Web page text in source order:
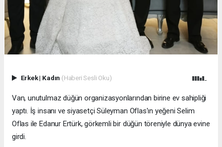
Erkek| Kadın (Haberi Sesli Oku)
Van, unutulmaz düğün organizasyonlarından birine ev sahipliği
yaptı. İş insanı ve siyasetçi Süleyman Oflas'ın yeğeni Selim
Oflas ile Edanur Ertürk, görkemli bir düğün töreniyle dünya evine
girdi.